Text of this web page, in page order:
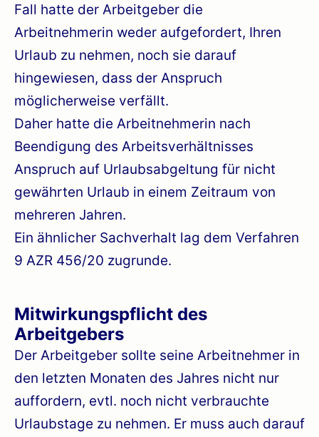
Fall hatte der Arbeitgeber die
Arbeitnehmerin weder aufgefordert, Ihren
Urlaub zu nehmen, noch sie darauf
hingewiesen, dass der Anspruch
möglicherweise verfällt.
Daher hatte die Arbeitnehmerin nach
Beendigung des Arbeitsverhältnisses
Anspruch auf Urlaubsabgeltung für nicht
gewährten Urlaub in einem Zeitraum von
mehreren Jahren.
Ein ähnlicher Sachverhalt lag dem Verfahren
9 AZR 456/20 zugrunde.
Mitwirkungspflicht des
Arbeitgebers
Der Arbeitgeber sollte seine Arbeitnehmer in
den letzten Monaten des Jahres nicht nur
auffordern, evtl. noch nicht verbrauchte
Urlaubstage zu nehmen. Er muss auch darauf